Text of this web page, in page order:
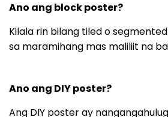
Ano ang block poster?
Kilala rin bilang tiled o
sa maramihang mas maliliit na
Ano ang DIY poster?
Ang DIY poster ay